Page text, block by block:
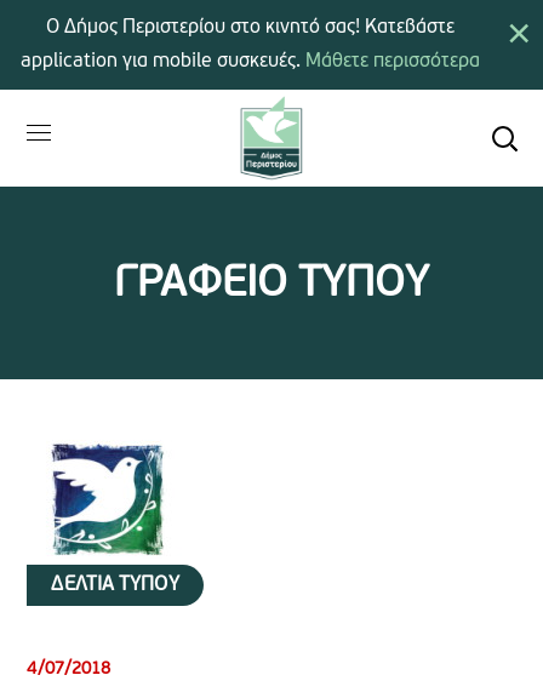
ΓΡΑΦΕΙΟ ΤΥΠΟΥ
ΔΕΛΤΙΑ ΤΥΠΟΥ
4/07/2018
×
Ο Δήμος Περιστερίου στο κινητό σας! Κατεβάστε
application για mobile συσκευές. Μάθετε περισσότερα